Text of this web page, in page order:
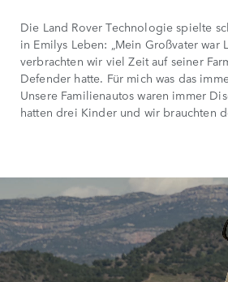
Die Land Rover Technologie spielte
in Emilys Leben: „Mein Großvater war
verbrachten wir viel Zeit auf seiner
Defender hatte. Für mich was das
Unsere Familienautos waren immer
hatten drei Kinder und wir brauchten